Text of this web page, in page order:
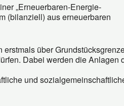
„Erneuerbaren-Energie-
(bilanziell) aus erneuerbaren
über
Dabei werden die Anlagen
und